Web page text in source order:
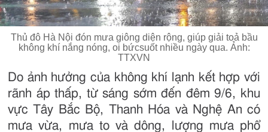
Thủ đô Hà Nội đón mưa giông diện rộng, giúp giải toả bầu
không khí nắng nóng, oi bứcsuốt nhiều ngày qua. Ảnh:
TTXVN
Do ảnh hưởng của không khí lạnh kết hợp với
rãnh áp thấp, từ sáng sớm đến đêm 9/6, khu
vực Tây Bắc Bộ, Thanh Hóa và Nghệ An có
mưa vừa, mưa to và dông, lượng mưa phổ